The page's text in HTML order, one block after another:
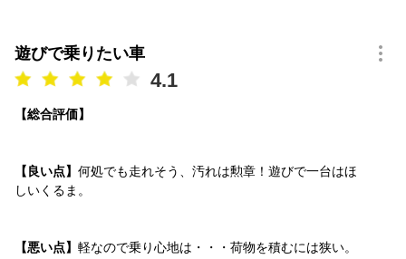
遊びで乗りたい車
4.1
【総合評価】
【良い点】 何処でも走れそう、汚れは勲章！遊びで一台はほ
しいくるま。
【悪い点】 軽なので乗り心地は・・・荷物を積むには狭い。